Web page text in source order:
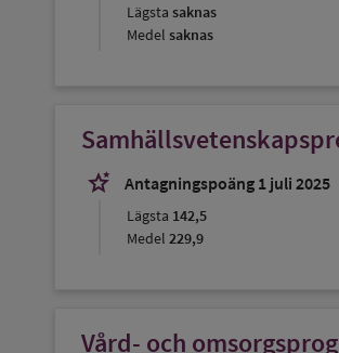
Lägsta saknas
Medel saknas
stars_2
Antagningspoäng 1 juli 2025
Lägsta 142,5
Medel 229,9
Vård- och